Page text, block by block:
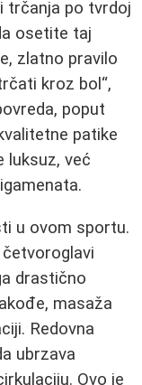
trčanja po tvrdoj
osetite taj
zlatno pravilo
kroz bol“,
poput
patike
luksuz, već
u ovom sportu.
drastično
masaža
Redovna
ubrzava
Ovo je